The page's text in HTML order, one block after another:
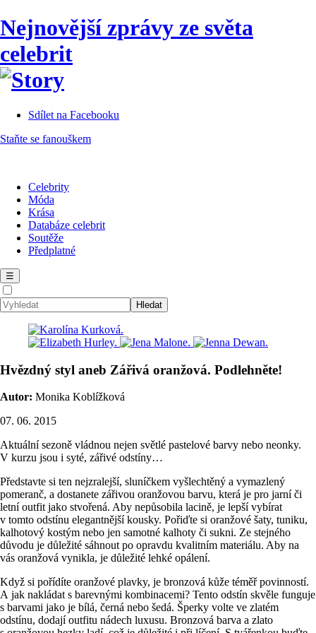
Nejnovější zprávy ze světa
celebrit
Sdílet na Facebooku
Staňte se fanouškem
Celebrity
Móda
Krása
Databáze celebrit
Soutěže
Předplatné
☰
Hvězdný styl aneb Zářivá oranžová. Podlehněte!
Autor: Monika Koblížková
07. 06. 2015
Aktuální sezoně vládnou nejen světlé pastelové barvy nebo neonky.
V kurzu jsou i syté, zářivé odstíny…
Představte si ten nejzralejší, sluníčkem vyšlechtěný a vymazlený
pomeranč, a dostanete zářivou oranžovou barvu, která je pro jarní či
letní outfit jako stvořená. Aby nepůsobila lacině, je lepší vybírat
v tomto odstínu elegantnější kousky. Pořiďte si oranžové šaty, tuniku,
kalhotový kostým nebo jen samotné kalhoty či sukni. Ze stejného
důvodu je důležité sáhnout po opravdu kvalitním materiálu. Aby na
vás oranžová vynikla, je důležité lehké opálení.
Když si pořídíte oranžové plavky, je bronzová kůže téměř povinností.
A jak nakládat s barevnými kombinacemi? Tento odstín skvěle funguje
s barvami jako je bílá, černá nebo šedá. Šperky volte ve zlatém
odstínu, dodají outfitu nádech luxusu. Bronzová barva a zlato